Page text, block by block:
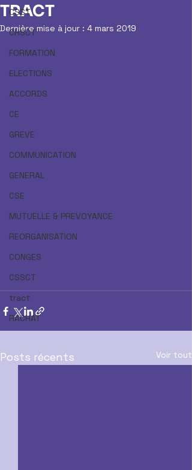
CSST
CHSCT
FORMATION
ELECTIONS
ACCORDS
CE
GREVE
COMMUNICATION
GENERAL
CSE
MUTUELLE & PREVOYANCE
REORGANISATION
CONGES
CSSCT
tract
RACHAT
TRACT
Dernière mise à jour : 4 mars 2019
Posts récents Voir tout